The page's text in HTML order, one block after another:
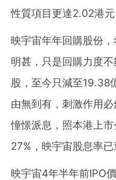
性質項目更達2.02港元
映宇宙年年回購股份
明甚，只是回購力度
股，至今只減至19.38
由無到有，刺激作用
憧憬派息，照本港上
27%，映宇宙股息率已
映宇宙4年半年前IPO